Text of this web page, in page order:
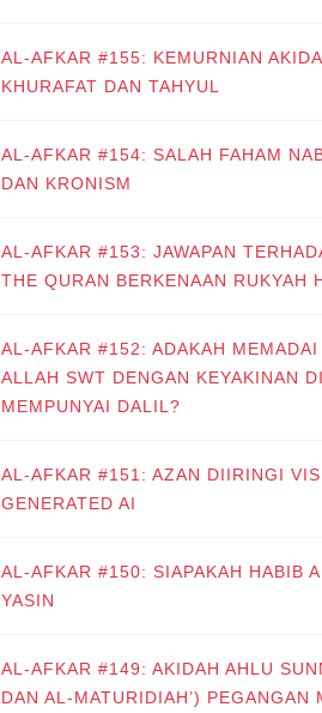
AL-AFKAR #155: KEMURNIAN
KHURAFAT DAN TAHYUL
AL-AFKAR #154: SALAH FAHAM
DAN KRONISM
AL-AFKAR #153: JAWAPAN
THE QURAN BERKENAAN RUKYAH
AL-AFKAR #152: ADAKAH
ALLAH SWT DENGAN KEYAKINAN
MEMPUNYAI DALIL?
AL-AFKAR #151: AZAN DIIRINGI
GENERATED AI
AL-AFKAR #150: SIAPAKAH HABIB
YASIN
AL-AFKAR #149: AKIDAH AHLU
DAN AL-MATURIDIAH’) PEGANGAN